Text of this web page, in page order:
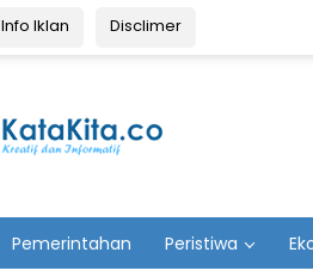
Info Iklan Disclimer
Pemerintahan Peristiwa